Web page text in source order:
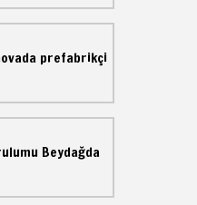
prefabrikçi
Beydağda